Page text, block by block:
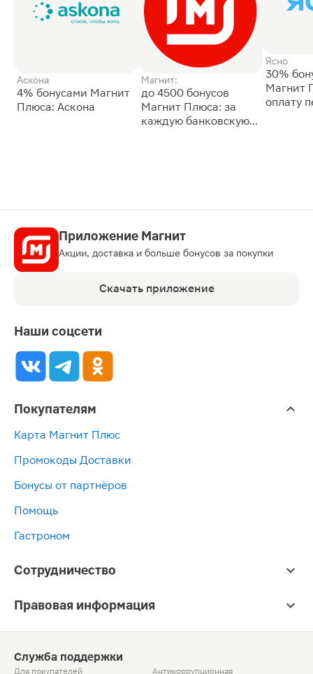
Аскона
4% бонусами Магнит
Плюса: Аскона
Магнит:
до 4500 бонусов
Магнит Плюса: за
каждую банковскую
Ясно
30%
Магнит
оплату
Приложение Магнит
Акции, доставка и больше бонусов за покупки
Скачать приложение
Наши соцсети
Покупателям
Карта Магнит Плюс
Промокоды Доставки
Бонусы от партнёров
Помощь
Гастроном
Сотрудничество
Правовая информация
Служба поддержки
Для покупателей Антикоррупционная